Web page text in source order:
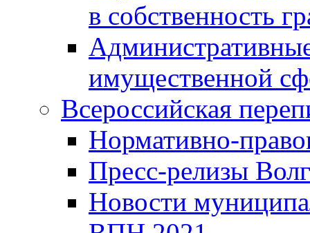
в собственность
имущественной
Всероссийская
Нормативно-
Пресс-релизы
Новости